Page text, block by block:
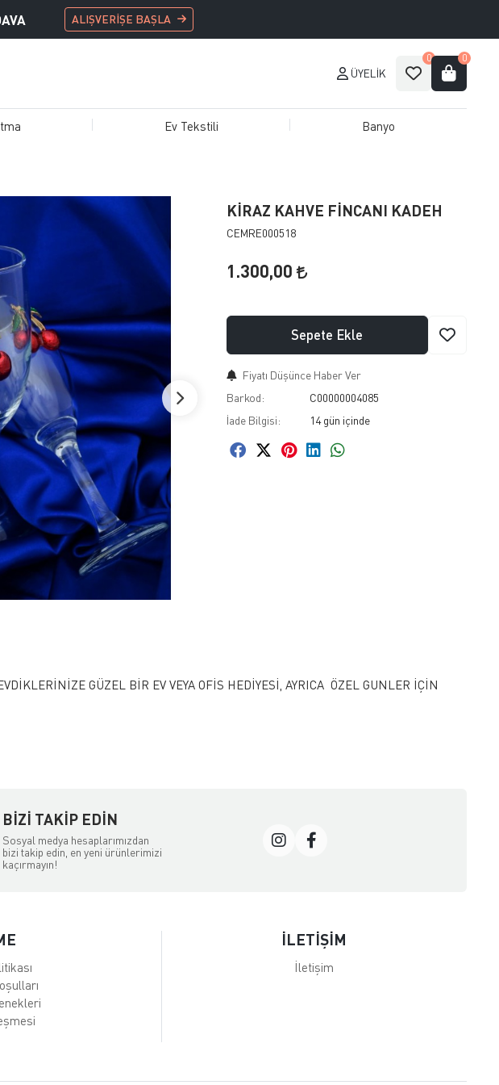
ALIŞVERİŞE BAŞLA
ÜYELIK
0 0
Ev Tekstili Banyo
KİRAZ KAHVE FİNCANI KADEH
CEMRE000518
1.300,00
Sepete Ekle
Fiyatı Düşünce Haber Ver
Barkod:
C00000004085
İade Bilgisi:
GÜZEL BİR EV VEYA OFİS HEDİYESİ, AYRICA ÖZEL GUNLER İÇİN
BIZI TAKIP EDIN
Sosyal medya hesaplarımızdan
bizi takip edin, en yeni ürünlerimizi
kaçırmayın!
İLETİŞİM
İletişim